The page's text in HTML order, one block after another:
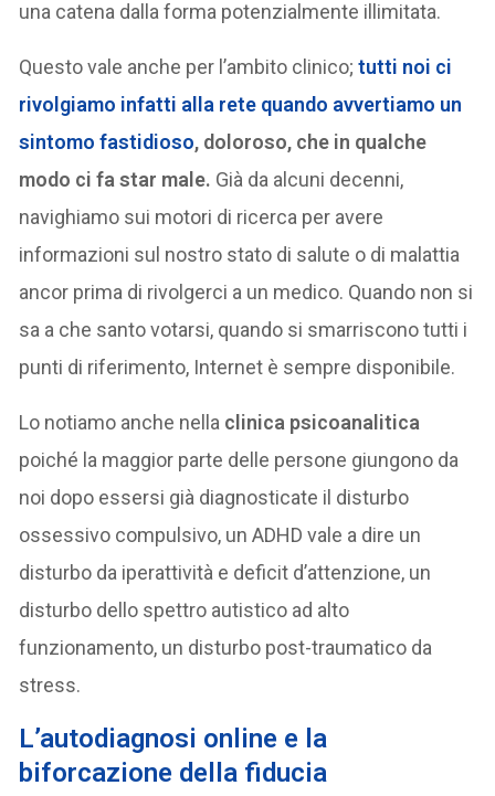
una catena dalla forma potenzialmente illimitata.
Questo vale anche per l’ambito clinico; tutti noi ci
rivolgiamo infatti alla rete quando avvertiamo un
sintomo fastidioso, doloroso, che in qualche
modo ci fa star male. Già da alcuni decenni,
navighiamo sui motori di ricerca per avere
informazioni sul nostro stato di salute o di malattia
ancor prima di rivolgerci a un medico. Quando non si
sa a che santo votarsi, quando si smarriscono tutti i
punti di riferimento, Internet è sempre disponibile.
Lo notiamo anche nella clinica psicoanalitica
poiché la maggior parte delle persone giungono da
noi dopo essersi già diagnosticate il disturbo
ossessivo compulsivo, un ADHD vale a dire un
disturbo da iperattività e deficit d’attenzione, un
disturbo dello spettro autistico ad alto
funzionamento, un disturbo post-traumatico da
stress.
L’autodiagnosi online e la
biforcazione della fiducia